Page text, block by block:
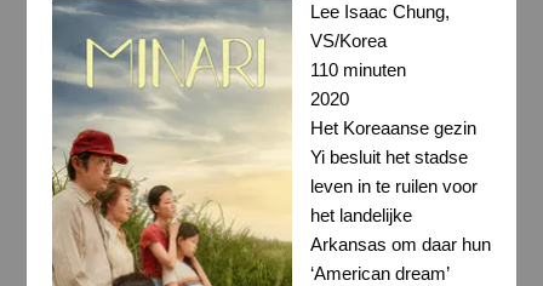
Lee Isaac Chung,
VS/Korea
110 minuten
2020
Het Koreaanse gezin
Yi besluit het stadse
leven in te ruilen voor
het landelijke
Arkansas om daar hun
‘American dream’